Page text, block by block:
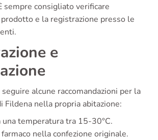
sempre consigliato verificare
e la registrazione presso le
e
alcune raccomandazioni per la
Fildena nella propria abitazione:
una temperatura tra 15-30°C.
nella confezione originale.